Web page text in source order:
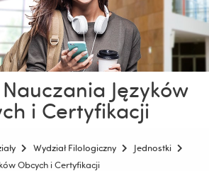
Języków
i Certyfikacji
Wydział Filologiczny
Jednostki
Obcych i Certyfikacji